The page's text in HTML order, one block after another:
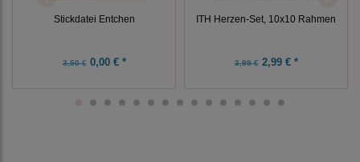
Stickdatei Entchen
3,50 €0,00 € *
ITH Herzen-Set, 10x10 Rahmen
3,99 €2,99 € *